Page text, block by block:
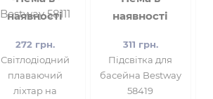
наявності
272 грн.
Світлодіодний
плаваючий
ліхтар на
наявності
311 грн.
Підсвітка для
басейна Bestway
58419